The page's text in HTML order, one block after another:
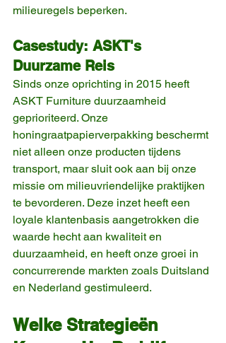
milieuregels beperken.
Casestudy: ASKT's
Duurzame Reis
Sinds onze oprichting in 2015 heeft
ASKT Furniture duurzaamheid
geprioriteerd. Onze
honingraatpapierverpakking beschermt
niet alleen onze producten tijdens
transport, maar sluit ook aan bij onze
missie om milieuvriendelijke praktijken
te bevorderen. Deze inzet heeft een
loyale klantenbasis aangetrokken die
waarde hecht aan kwaliteit en
duurzaamheid, en heeft onze groei in
concurrerende markten zoals Duitsland
en Nederland gestimuleerd.
Welke Strategieën